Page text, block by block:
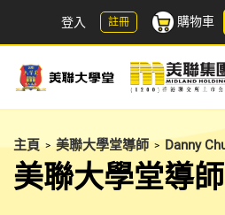
登入 註冊 購物車
主頁 > 美聯大學堂導師 > Danny
美聯大學堂導師